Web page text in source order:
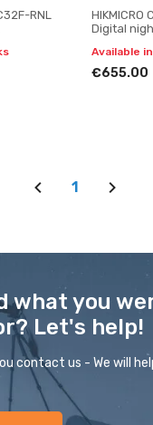
RNL
HIKMICRO
Digital
Available
€655.00
1
what you
Let's help!
contact us - We will